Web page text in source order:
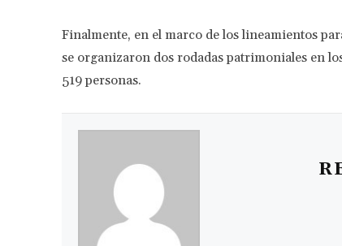
Finalmente, en el marco de los lineamientos
se organizaron dos rodadas patrimoniales en
519 personas.